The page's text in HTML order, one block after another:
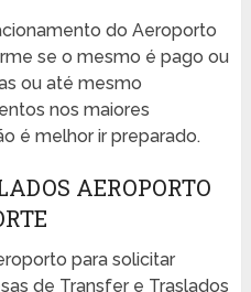
do Aeroporto
se o mesmo é pago ou
ou até mesmo
nos maiores
é melhor ir preparado.
AEROPORTO
para solicitar
de Transfer e Traslados